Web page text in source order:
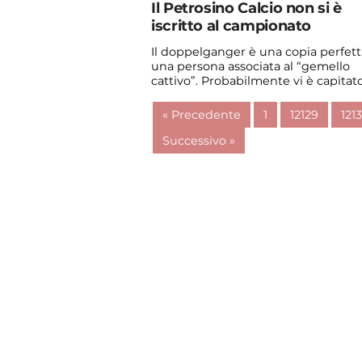
Il Petrosino Calcio non si è
iscritto al campionato
Il doppelganger è una copia
una persona associata al “gemello
cattivo”. Probabilmente vi è
Continua a leggere
admin@admin.com
« Precedente 1 12129
Successivo »